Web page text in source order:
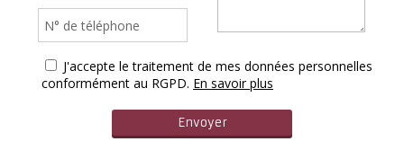
J'accepte le traitement de mes données personnelles
conformément au RGPD. En savoir plus